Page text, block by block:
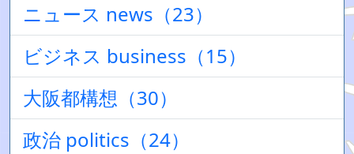
ニュース news（23）
ビジネス business（15）
大阪都構想（30）
政治 politics（24）